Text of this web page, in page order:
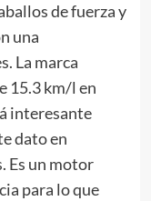
de fuerza y
una
La marca
15.3 km/l en
interesante
dato en
Es un motor
para lo que